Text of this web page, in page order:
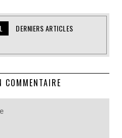
DERNIERS ARTICLES
COMMENTAIRE